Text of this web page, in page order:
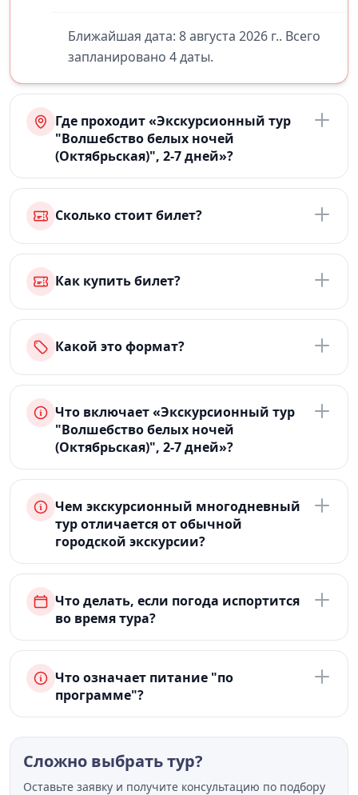
Ближайшая дата: 8 августа 2026 г.. Всего
запланировано 4 даты.
Где проходит «Экскурсионный тур
"Волшебство белых ночей
(Октябрьская)", 2-7 дней»?
Сколько стоит билет?
Как купить билет?
Какой это формат?
Что включает «Экскурсионный тур
"Волшебство белых ночей
(Октябрьская)", 2-7 дней»?
Чем экскурсионный многодневный
тур отличается от обычной
городской экскурсии?
Что делать, если погода испортится
во время тура?
Что означает питание "по
программе"?
Сложно выбрать тур?
Оставьте заявку и получите консультацию по подбору